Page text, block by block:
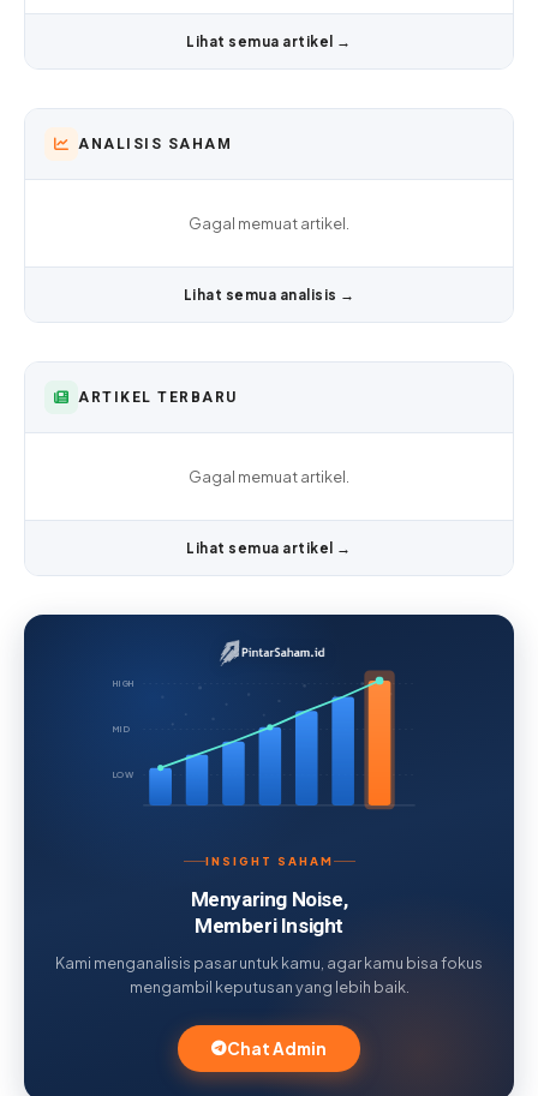
Lihat semua artikel →
ANALISIS SAHAM
Gagal memuat artikel.
Lihat semua analisis →
ARTIKEL TERBARU
Gagal memuat artikel.
Lihat semua artikel →
HIGH
MID
LOW
INSIGHT SAHAM
Menyaring Noise,
Memberi Insight
Kami menganalisis pasar untuk kamu, agar kamu bisa fokus
mengambil keputusan yang lebih baik.
Chat Admin